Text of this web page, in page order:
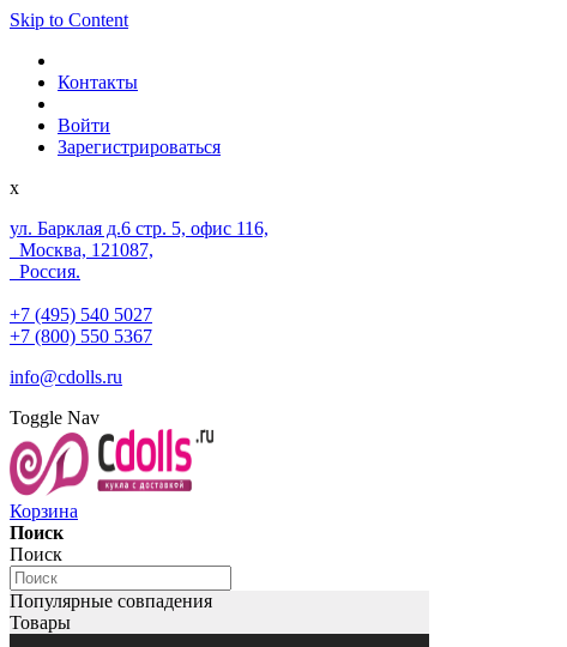
Skip to Content
Контакты
Войти
Зарегистрироваться
x
ул. Барклая д.6 стр. 5, офис 116,
Москва, 121087,
Россия.
+7 (495) 540 5027
+7 (800) 550 5367
info@cdolls.ru
Toggle Nav
Корзина
Поиск
Поиск
Популярные совпадения
Товары